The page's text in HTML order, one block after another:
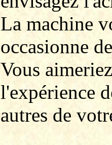
La machine
occasionne
Vous
l'expérience
autres de